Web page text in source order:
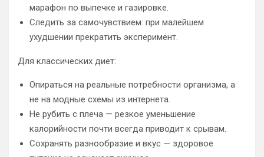
марафон по выпечке и газировке.
Следить за самочувствием: при малейшем
ухудшении прекратить эксперимент.
Для классических диет:
Опираться на реальные потребности организма, а
не на модные схемы из интернета.
Не рубить с плеча — резкое уменьшение
калорийности почти всегда приводит к срывам.
Сохранять разнообразие и вкус — здоровое